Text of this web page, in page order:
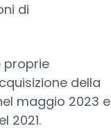
di
proprie
della
maggio 2023 e
2021.